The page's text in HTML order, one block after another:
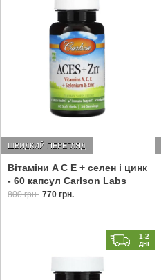
Вітаміни A C E + селен і цинк
- 60 капсул Carlson Labs
ШВИДКИЙ ПЕРЕГЛЯД
800 грн. 770 грн.
1-2
дні